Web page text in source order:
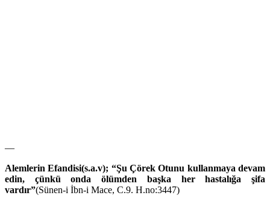
—
Alemlerin Efandisi(s.a.v); “Şu Çörek Otunu kullanmaya devam
edin, çünkü onda ölümden başka her hastalığa şifa
vardır”(Sünen-i İbn-i Mace, C.9. H.no:3447)